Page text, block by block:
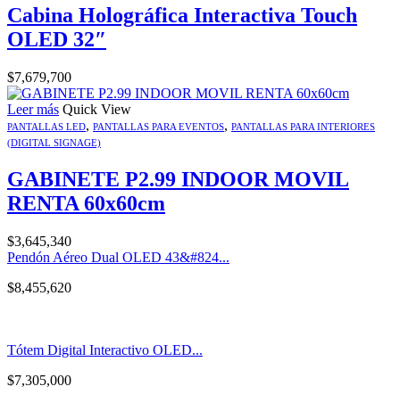
Cabina Holográfica Interactiva Touch
OLED 32″
$7,679,700
Leer más Quick View
PANTALLAS LED, PANTALLAS PARA EVENTOS, PANTALLAS PARA INTERIORES
(DIGITAL SIGNAGE)
GABINETE P2.99 INDOOR MOVIL
RENTA 60x60cm
$3,645,340
Pendón Aéreo Dual OLED 43&#824...
$8,455,620
Tótem Digital Interactivo OLED...
$7,305,000